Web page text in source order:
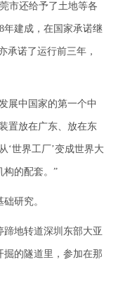
市还给予了土地等各
年建成，在国家承诺继
承诺了运行前三年，
中国家的第一个中
置放在广东、放在东
‘世界工厂’变成世界大
构的配套。”
研究。
地转道深圳东部大亚
的隧道里，参加在那